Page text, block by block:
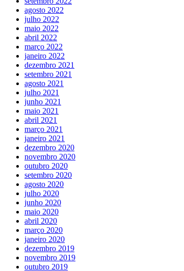
agosto 2022
julho 2022
maio 2022
abril 2022
março 2022
janeiro 2022
dezembro 2021
setembro 2021
agosto 2021
julho 2021
junho 2021
maio 2021
abril 2021
março 2021
janeiro 2021
dezembro 2020
novembro 2020
outubro 2020
setembro 2020
agosto 2020
julho 2020
junho 2020
maio 2020
abril 2020
março 2020
janeiro 2020
dezembro 2019
novembro 2019
outubro 2019